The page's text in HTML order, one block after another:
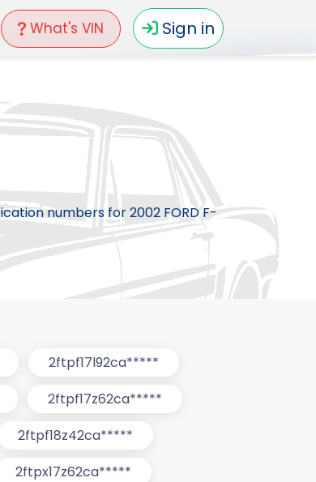
What's VIN Sign in
numbers for 2002 FORD F-
2ftpf17l92ca*****
2ftpf17z62ca*****
2ftpf18z42ca*****
2ftpx17z62ca*****